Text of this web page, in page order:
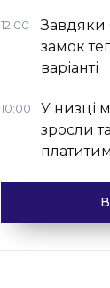
12:00
Завдяки
замок
варіанті
10:00
У низці
зросли